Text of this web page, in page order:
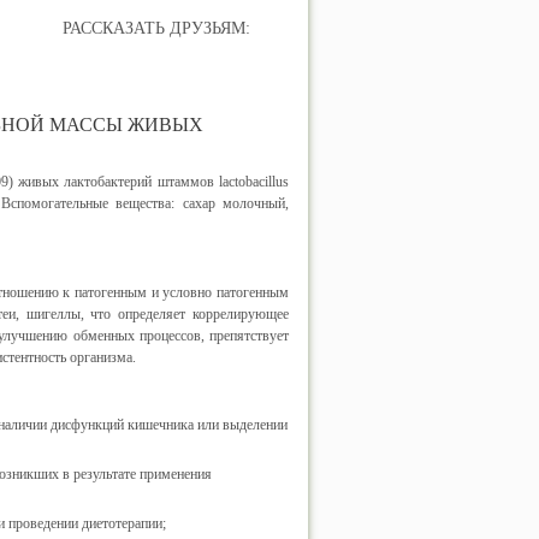
РАССКАЗАТЬ ДРУЗЬЯМ:
МАССЫ ЖИВЫХ
живых лактобактерий штаммов lactobacillus
вещества: сахар молочный,
к патогенным и условно патогенным
шигеллы, что определяет коррелирующее
обменных процессов, препятствует
организма.
дисфункций кишечника или выделении
в результате применения
проведении диетотерапии;